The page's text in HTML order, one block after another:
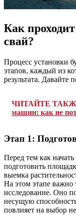
Как
свай?
Процесс установки
этапов, каждый из
результата. Давайте
ЧИТАЙТЕ
машин: как не
Этап 1:
Перед тем как
подготовить
выемка
На этом этапе важно
исследование. Оно
несущую
повлияет на выбор